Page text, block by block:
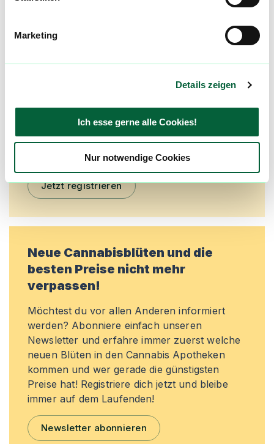
Marketing
Details zeigen
Ich esse gerne alle Cookies!
Nur notwendige Cookies
Community
aktualisiert! Hilf uns mit Deinen Kommentaren
Lieblingsblüten zu merken, rechtzeitig über
Preisreduktionen informiert zu werden und
exklusive Angebote zu erhalten!
Jetzt registrieren
Neue Cannabisblüten und die
besten Preise nicht mehr
verpassen!
Möchtest du vor allen Anderen informiert
werden? Abonniere einfach unseren
Newsletter und erfahre immer zuerst welche
neuen Blüten in den Cannabis Apotheken
kommen und wer gerade die günstigsten
Preise hat! Registriere dich jetzt und bleibe
immer auf dem Laufenden!
Newsletter abonnieren